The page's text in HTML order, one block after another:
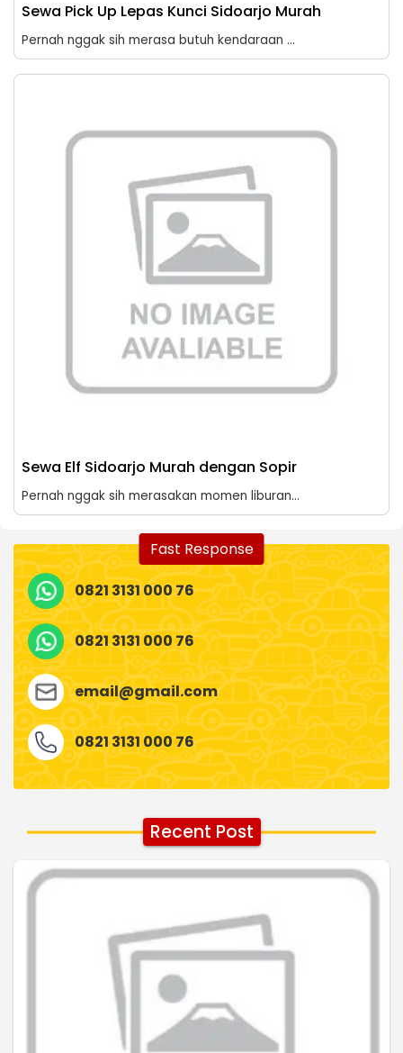
Sewa Pick Up Lepas Kunci Sidoarjo Murah
Pernah nggak sih merasa butuh kendaraan ...
Sewa Elf Sidoarjo Murah dengan Sopir
Pernah nggak sih merasakan momen liburan...
Fast Response
0821 3131 000 76
0821 3131 000 76
email@gmail.com
0821 3131 000 76
Recent Post